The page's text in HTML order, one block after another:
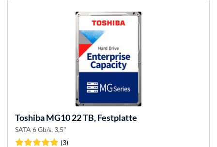
ToshibaMG10 22 TB, Festplatte
SATA 6 Gb/s, 3,5"
(3)